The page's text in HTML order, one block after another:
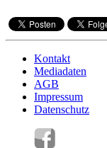
Kontakt
Mediadaten
AGB
Impressum
Datenschutz